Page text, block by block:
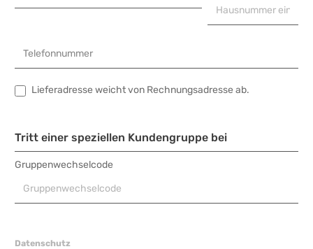
Telefonnummer
Lieferadresse weicht von Rechnungsadresse ab.
Tritt einer speziellen Kundengruppe bei
Gruppenwechselcode
Datenschutz